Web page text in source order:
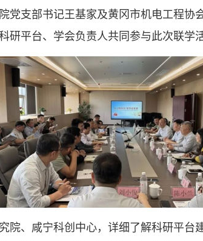
党支部书记王基家及黄冈市机电工程
平台、学会负责人共同参与此次联学活
院、咸宁科创中心，详细了解科研平